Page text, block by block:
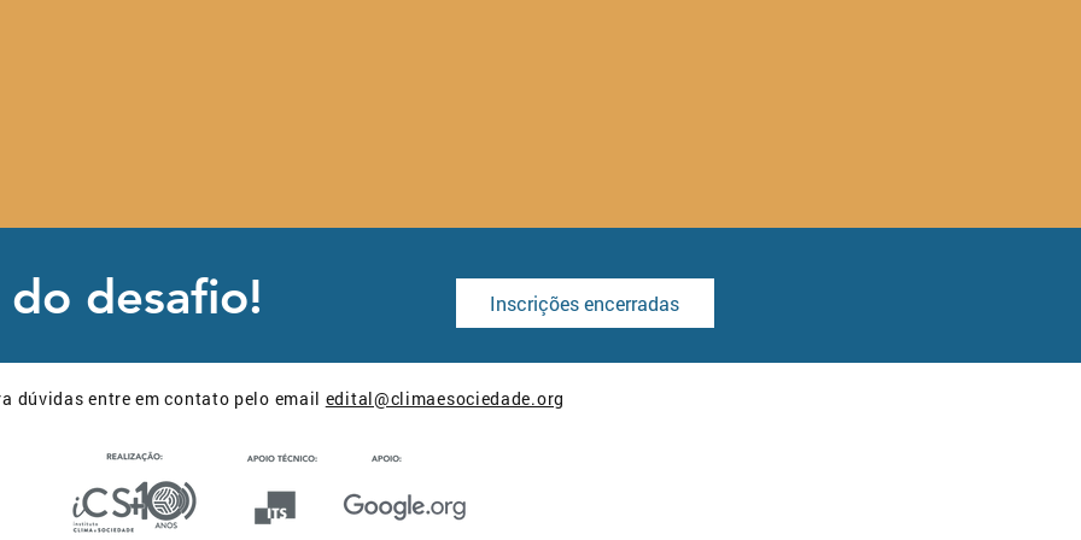
desafio! Inscrições encerradas
dúvidas entre em contato pelo email edital@climaesociedade.org